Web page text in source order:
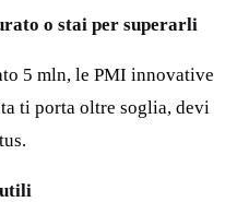
o stai per superarli
5 mln, le PMI innovative
ti porta oltre soglia, devi